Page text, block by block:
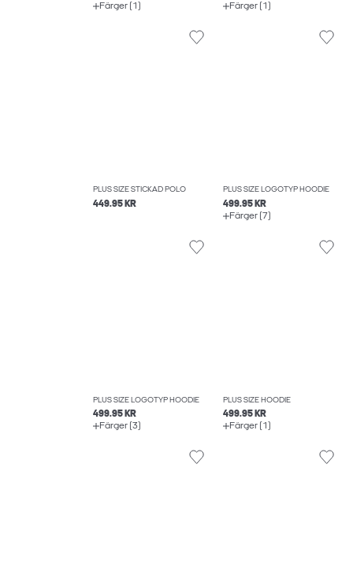
Färger (1)
Färger (1)
PLUS SIZE STICKAD POLO
449.95 KR
PLUS SIZE LOGOTYP HOODIE
499.95 KR
Färger (7)
PLUS SIZE LOGOTYP HOODIE
499.95 KR
Färger (3)
PLUS SIZE HOODIE
499.95 KR
Färger (1)